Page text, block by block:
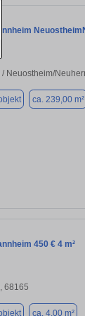
/ Neuostheim/
ca. 239,00 m²
450 € 4 m²
68165
ca. 4,00 m²